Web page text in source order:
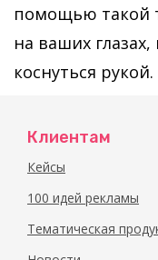
помощью такой
на ваших
коснуться рукой.
Клиентам
Кейсы
100 идей рекламы
Тематическая